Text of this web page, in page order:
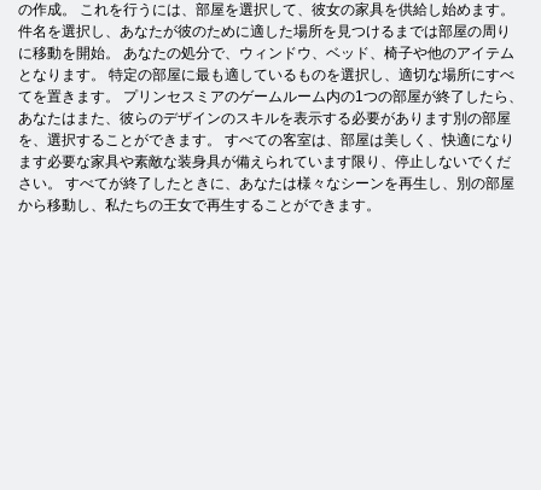
の作成。 これを行うには、部屋を選択して、彼女の家具を供給し始めます。
件名を選択し、あなたが彼のために適した場所を見つけるまでは部屋の周り
に移動を開始。 あなたの処分で、ウィンドウ、ベッド、椅子や他のアイテム
となります。 特定の部屋に最も適しているものを選択し、適切な場所にすべ
てを置きます。 プリンセスミアのゲームルーム内の1つの部屋が終了したら、
あなたはまた、彼らのデザインのスキルを表示する必要があります別の部屋
を、選択することができます。 すべての客室は、部屋は美しく、快適になり
ます必要な家具や素敵な装身具が備えられています限り、停止しないでくだ
さい。 すべてが終了したときに、あなたは様々なシーンを再生し、別の部屋
から移動し、私たちの王女で再生することができます。